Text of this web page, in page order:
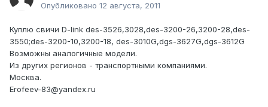
Опубликовано 12 августа, 2011
Куплю свичи D-link des-3526,3028,des-3200-26,3200-28,des-
3550;des-3200-10,3200-18, des-3010G,dgs-3627G,dgs-3612G
Возможны аналогичные модели.
Из других регионов - транспортными компаниями.
Москва.
Erofeev-83@yandex.ru